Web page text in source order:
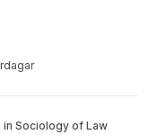
in Sociology of Law